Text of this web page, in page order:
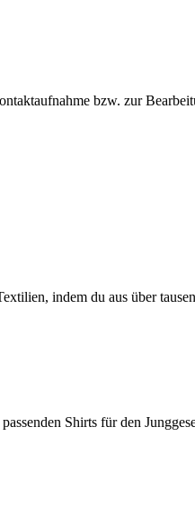
bzw. zur
indem du aus über
Shirts für den